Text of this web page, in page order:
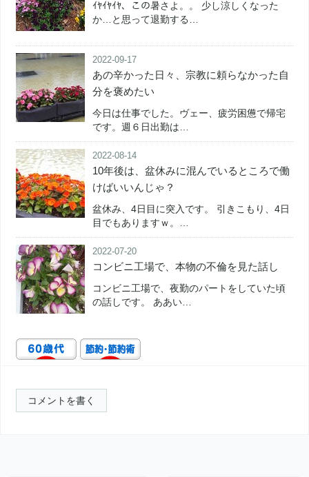
ｲﾔｲﾔｲﾔ、この暑さよ。。 少し涼しくなった
か…と思って退勤する…
2022-09-17
あの辛かった日々、宗教に頼らなかった自
分を褒めたい
今日は仕事でした。ヴェー、疲労困憊で帰宅
です。週６日出勤は…
2022-08-14
10年後は、盆休みに混んでいるところで働
けばいいんじゃ？
盆休み、4日目に突入です。 引きこもり、4日
目でもありますｗ。…
2022-07-20
コンビニ工場で、本物の不倫を見た話し
コンビニ工場で、夜勤のパートをしていた頃
の話しです。 ああい…
コメントを書く